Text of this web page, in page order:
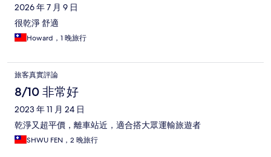
2026 年 7 月 9 日
很乾淨 舒適
Howard，1 晚旅行
旅客真實評論
8/10 非常好
2023 年 11 月 24 日
乾淨又超平價，離車站近，適合搭大眾運輸旅遊者
SHWU FEN，2 晚旅行